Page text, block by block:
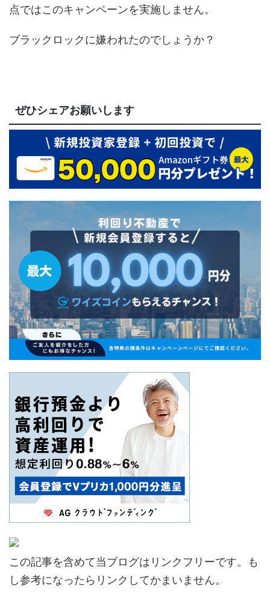
点ではこのキャンペーンを実施しません。
ブラックロックに嫌われたのでしょうか？
ぜひシェアお願いします
この記事を含めて当ブログはリンクフリーです。も
し参考になったらリンクしてかまいません。